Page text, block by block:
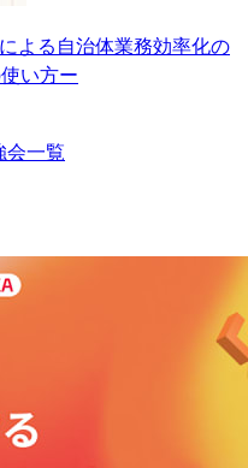
よる自治体業務効率化の
い方ー
会一覧